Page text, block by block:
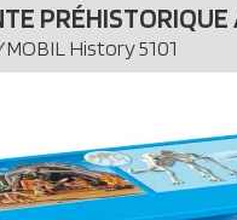
PRÉHISTORIQUE
History5101